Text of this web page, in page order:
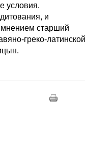
условия.
и
старший
греко-латинской